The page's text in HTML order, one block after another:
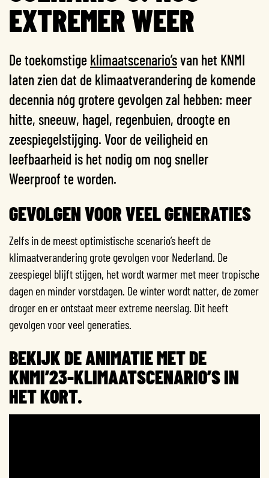
EXTREMER WEER
De toekomstige klimaatscenario’svan het KNMI
laten zien dat de klimaatverandering de komende
decennia nóg grotere gevolgen zal hebben: meer
hitte, sneeuw, hagel, regenbuien, droogte en
zeespiegelstijging. Voor de veiligheid en
leefbaarheid is het nodig om nog sneller
Weerproof te worden.
GEVOLGEN VOOR VEEL GENERATIES
Zelfs in de meest optimistische scenario’s heeft de
klimaatverandering grote gevolgen voor Nederland. De
zeespiegel blijft stijgen, het wordt warmer met meer tropische
dagen en minder vorstdagen. De winter wordt natter, de zomer
droger en er ontstaat meer extreme neerslag. Dit heeft
gevolgen voor veel generaties.
BEKIJK DE ANIMATIE MET DE
KNMI’23-KLIMAATSCENARIO’S IN
HET KORT.